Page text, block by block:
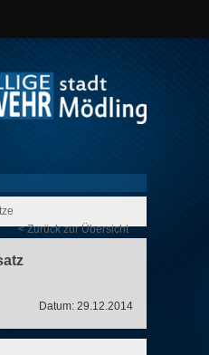
< Zurück zur Übersicht
Datum: 29.12.2014